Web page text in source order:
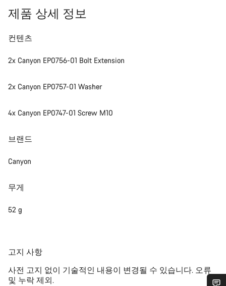
제품 상세 정보
컨텐츠
2x Canyon EP0756-01 Bolt Extension
2x Canyon EP0757-01 Washer
4x Canyon EP0747-01 Screw M10
브랜드
Canyon
무게
52 g
공
고지 사항
사전 고지 없이 기술적인 내용이 변경될 수 있습니다. 오류
및 누락 제외.